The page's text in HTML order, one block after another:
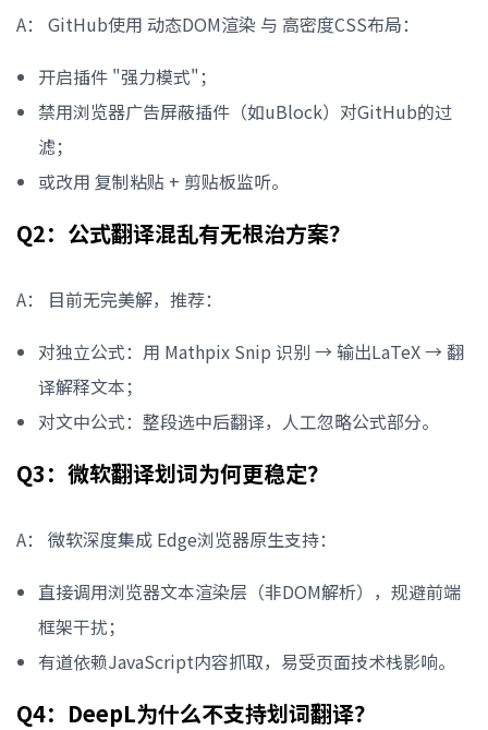
A： GitHub使用 动态DOM渲染 与 高密度CSS布局：
开启插件 "强力模式"；
禁用浏览器广告屏蔽插件（如uBlock）对GitHub的过
滤；
或改用 复制粘贴 + 剪贴板监听。
Q2：公式翻译混乱有无根治方案？
A： 目前无完美解，推荐：
对独立公式：用 Mathpix Snip 识别 → 输出LaTeX → 翻
译解释文本；
对文中公式：整段选中后翻译，人工忽略公式部分。
Q3：微软翻译划词为何更稳定？
A： 微软深度集成 Edge浏览器原生支持：
直接调用浏览器文本渲染层（非DOM解析），规避前端
框架干扰；
有道依赖JavaScript内容抓取，易受页面技术栈影响。
Q4：DeepL为什么不支持划词翻译？